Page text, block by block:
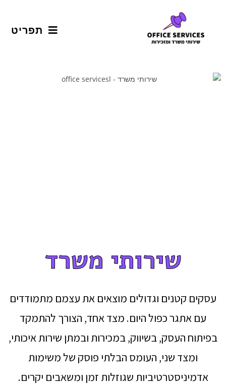
תפריט
שירותי משרד
עסקים קטנים וגדולים מוצאים את עצמם מתמודדים
עם אתגר כפול היום. מצד אחד, הצורך להתמקד
בפיתוח העסק, בשיווק, במכירות ובמתן שירות איכותי,
ומצד שני, העומס הבלתי פוסק של משימות
אדמיניסטרטיביות שגוזלות זמן ומשאבים יקרים.